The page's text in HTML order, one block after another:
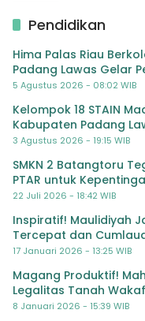
Pendidikan
Hima Palas Riau
Padang Lawas Gelar
Padang Lawas
5 Agustus 2026 - 08:02 WIB
Kelompok 18 STAIN
Kabupaten Padang
3 Agustus 2026 - 19:15 WIB
SMKN 2 Batangtoru
PTAR untuk
22 Juli 2026 - 18:42 WIB
Inspiratif! Maulidiyah
Tercepat dan
17 Januari 2026 - 13:25 WIB
Magang Produktif!
Legalitas Tanah
8 Januari 2026 - 15:39 WIB